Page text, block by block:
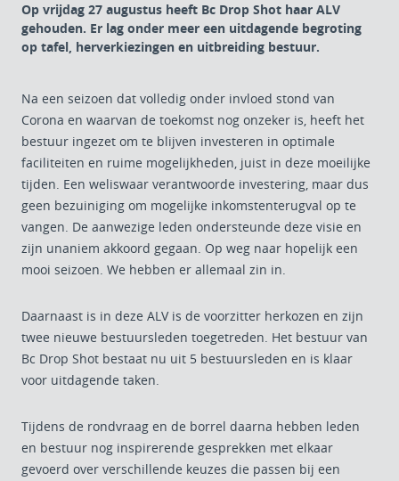
Op vrijdag 27 augustus heeft Bc Drop Shot haar ALV
gehouden. Er lag onder meer een uitdagende begroting
op tafel, herverkiezingen en uitbreiding bestuur.
Na een seizoen dat volledig onder invloed stond van
Corona en waarvan de toekomst nog onzeker is, heeft het
bestuur ingezet om te blijven investeren in optimale
faciliteiten en ruime mogelijkheden, juist in deze moeilijke
tijden. Een weliswaar verantwoorde investering, maar dus
geen bezuiniging om mogelijke inkomstenterugval op te
vangen. De aanwezige leden ondersteunde deze visie en
zijn unaniem akkoord gegaan. Op weg naar hopelijk een
mooi seizoen. We hebben er allemaal zin in.
Daarnaast is in deze ALV is de voorzitter herkozen en zijn
twee nieuwe bestuursleden toegetreden. Het bestuur van
Bc Drop Shot bestaat nu uit 5 bestuursleden en is klaar
voor uitdagende taken.
Tijdens de rondvraag en de borrel daarna hebben leden
en bestuur nog inspirerende gesprekken met elkaar
gevoerd over verschillende keuzes die passen bij een